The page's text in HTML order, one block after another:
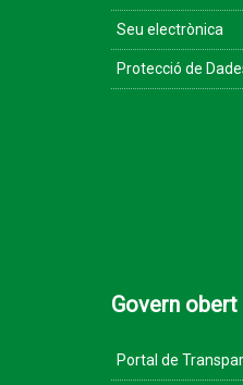
Seu electrònica
Protecció de
Govern obert
Portal de